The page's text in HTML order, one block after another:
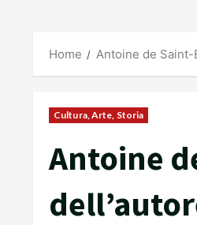
Home Antoine de Saint-
Cultura, Arte, Storia
Antoine